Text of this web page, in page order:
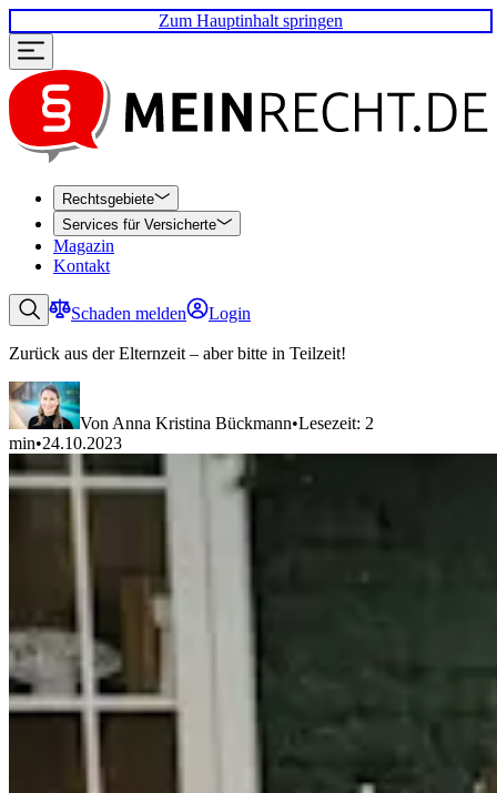
Zum Hauptinhalt springen
Rechtsgebiete
Services für Versicherte
Magazin
Kontakt
Schaden melden Login
Zurück aus der Elternzeit – aber bitte in Teilzeit!
Von Anna Kristina Bückmann•Lesezeit: 2
min•24.10.2023